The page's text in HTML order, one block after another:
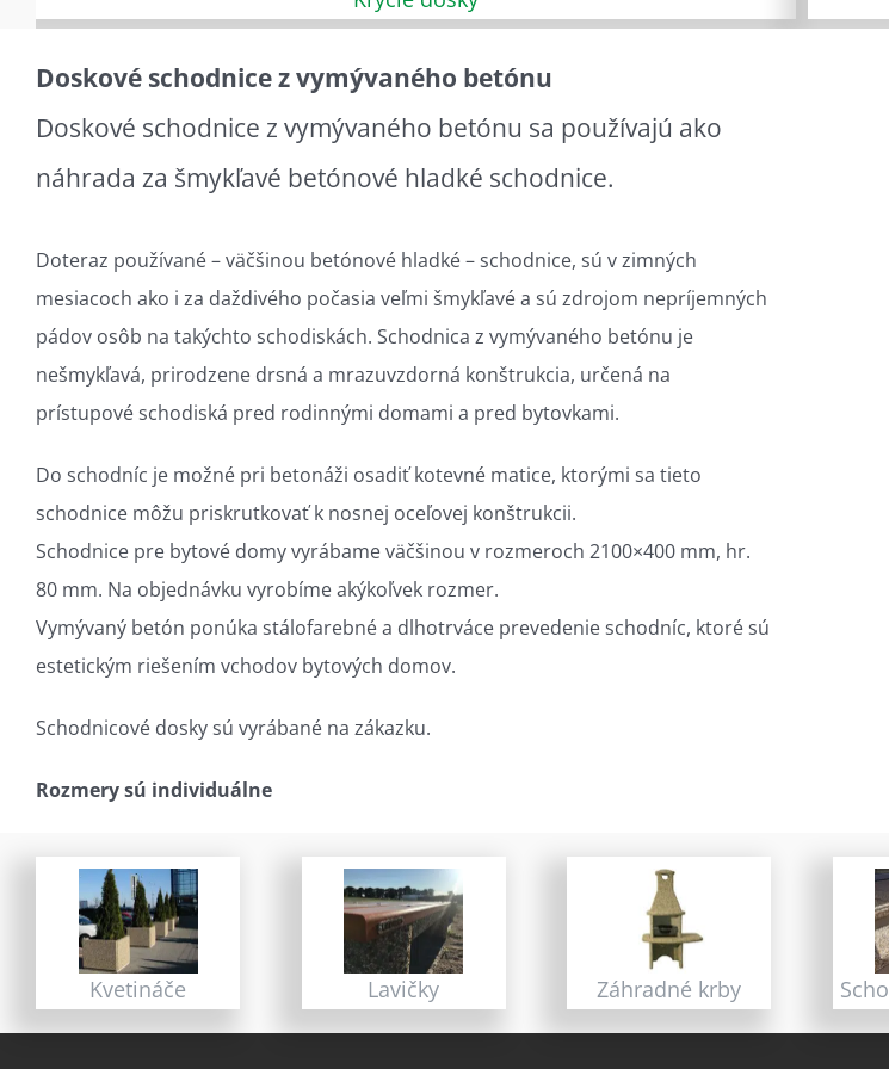
Doskové schodnice z vymývaného betónu
Doskové schodnice z vymývaného betónu sa používajú ako
náhrada za šmykľavé betónové hladké schodnice.
Doteraz používané – väčšinou betónové hladké – schodnice, sú v zimných
mesiacoch ako i za daždivého počasia veľmi šmykľavé a sú zdrojom nepríjemných
pádov osôb na takýchto schodiskách. Schodnica z vymývaného betónu je
nešmykľavá, prirodzene drsná a mrazuvzdorná konštrukcia, určená na
prístupové schodiská pred rodinnými domami a pred bytovkami.
Do schodníc je možné pri betonáži osadiť kotevné matice, ktorými sa tieto
schodnice môžu priskrutkovať k nosnej oceľovej konštrukcii.
Schodnice pre bytové domy vyrábame väčšinou v rozmeroch 2100×400 mm, hr.
80 mm. Na objednávku vyrobíme akýkoľvek rozmer.
Vymývaný betón ponúka stálofarebné a dlhotrváce prevedenie schodníc, ktoré sú
estetickým riešením vchodov bytových domov.
Schodnicové dosky sú vyrábané na zákazku.
Rozmery sú individuálne
Kvetináče Lavičky Záhradné krby